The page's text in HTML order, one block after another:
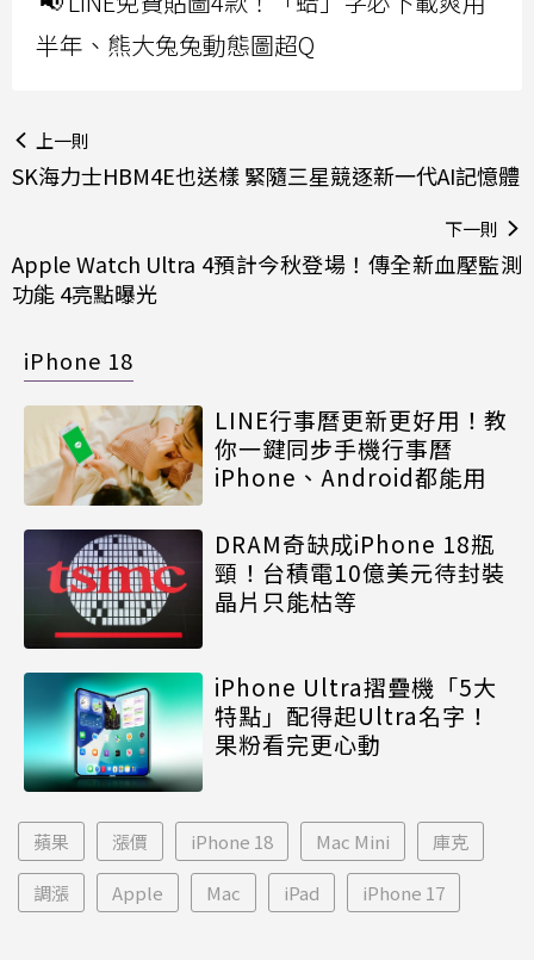
半年、熊大兔兔動態圖超Q
上一則
SK海力士HBM4E也送樣 緊隨三星競逐新一代AI記憶體
下一則
Apple Watch Ultra 4預計今秋登場！傳全新血壓監測
功能 4亮點曝光
iPhone 18
LINE行事曆更新更好用！教
你一鍵同步手機行事曆
iPhone、Android都能用
DRAM奇缺成iPhone 18瓶
頸！台積電10億美元待封裝
晶片只能枯等
iPhone Ultra摺疊機「5大
特點」配得起Ultra名字！
果粉看完更心動
蘋果 漲價 iPhone 18 Mac Mini 庫克
調漲 Apple Mac iPad iPhone 17